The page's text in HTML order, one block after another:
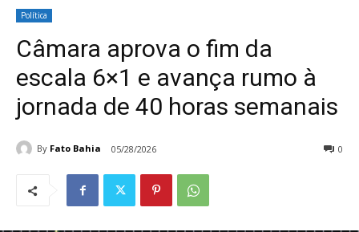
Política
Câmara aprova o fim da
escala 6×1 e avança rumo à
jornada de 40 horas semanais
By Fato Bahia 05/28/2026 0